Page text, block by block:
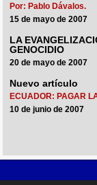
Por: Pablo Dávalos.
15 de mayo de 2007
LA
GENOCIDIO
20 de mayo de 2007
Nuevo artículo
ECUADOR: PAGAR
10 de junio de 2007